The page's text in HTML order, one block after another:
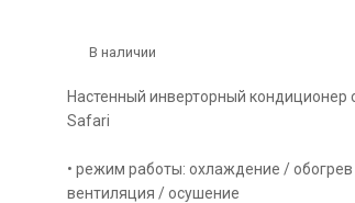
В наличии
Настенный инверторный кондиционер
Safari
• режим работы: охлаждение /
вентиляция / осушение